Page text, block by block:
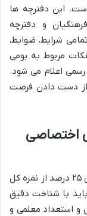
این دفترچه ها
و دفترچه
شرایط، ضوابط،
مربوط به بومی
اعلام می شود.
از دست دادن فرصت
اختصاصی
همانطور که ذکر شد، آزمون اختصاصی فرهنگیان ۲۵ درصد از نمره کل
با شناخت دقیق
و استعداد معلمی و